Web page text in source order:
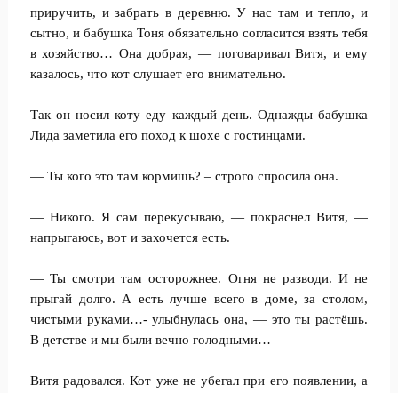
приручить, и забрать в деревню. У нас там и тепло, и
сытно, и бабушка Тоня обязательно согласится взять тебя
в хозяйство… Она добрая, — поговаривал Витя, и ему
казалось, что кот слушает его внимательно.
Так он носил коту еду каждый день. Однажды бабушка
Лида заметила его поход к шохе с гостинцами.
— Ты кого это там кормишь? – строго спросила она.
— Никого. Я сам перекусываю, — покраснел Витя, —
напрыгаюсь, вот и захочется есть.
— Ты смотри там осторожнее. Огня не разводи. И не
прыгай долго. А есть лучше всего в доме, за столом,
чистыми руками…- улыбнулась она, — это ты растёшь.
В детстве и мы были вечно голодными…
Витя радовался. Кот уже не убегал при его появлении, а